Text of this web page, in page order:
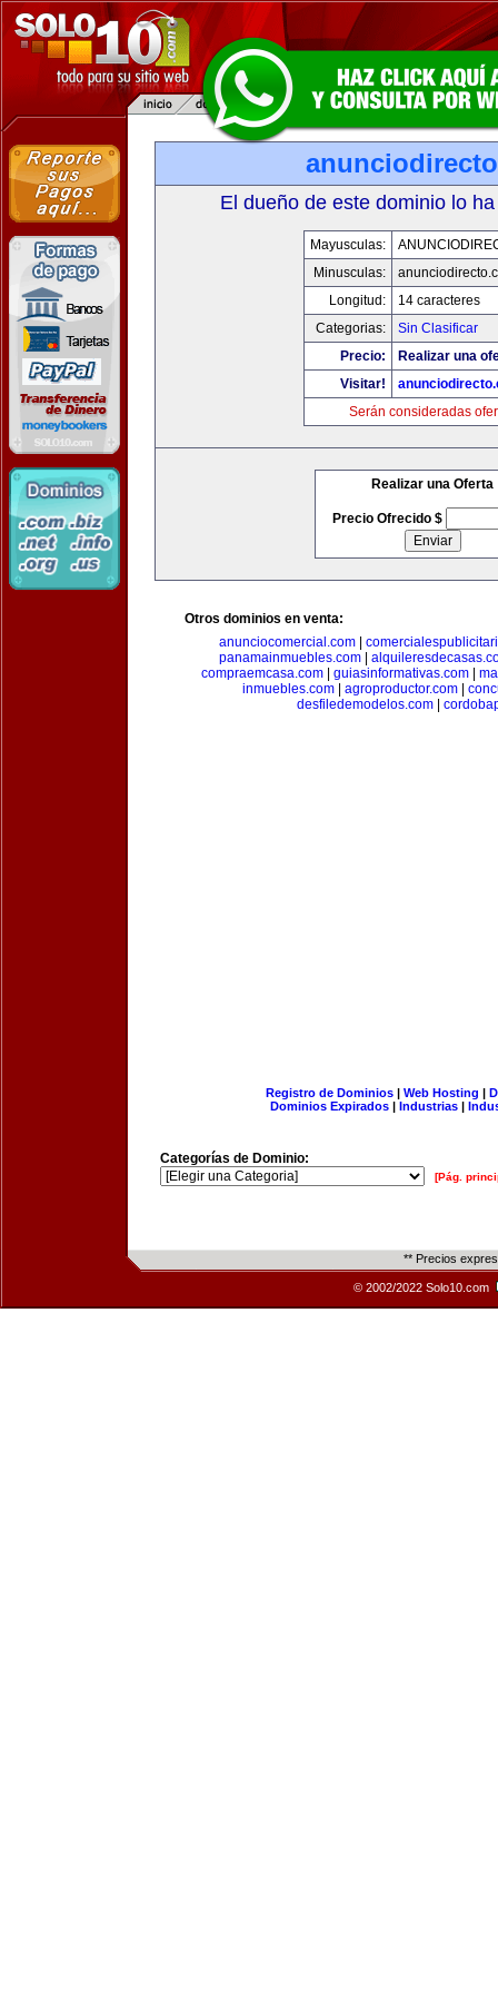
El dueño de este dominio lo
Mayusculas:
Minusculas:
Longitud:
14 caracteres
Categorias:
Sin Clasificar
Precio:
Realizar una
Visitar!
Serán consideradas
Realizar una Oferta
Precio Ofrecido $
Otros dominios en venta:
anunciocomercial.com
panamainmuebles.com|
compraemcasa.com
guiasinformativas.com
inmuebles.com
agroproductor.com
desfiledemodelos.com|
Registro de Dominios| Web Hosting |
Dominios Expirados | Industrias |
Categorías de Dominio:
[Pág.
** Precios
© 2002/2022 Solo10.com